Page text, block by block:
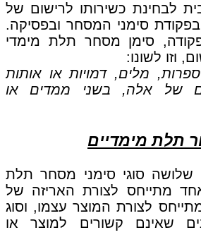
לבחינת כשירותו לרישום של
סימני המסחר ובפסיקה.
פי סעיף 1 לפקודה, סימן מסחר תלת מימדי
וזו לשונו:
מלים, דמויות או אותות
של אלה, בשני ממדים או
תלת מימדיים
שלושה סוגי סימני מסחר תלת
מתייחס לצורת האריזה של
לצורת המוצר עצמו, וסוג
שאינם קשורים למוצר או